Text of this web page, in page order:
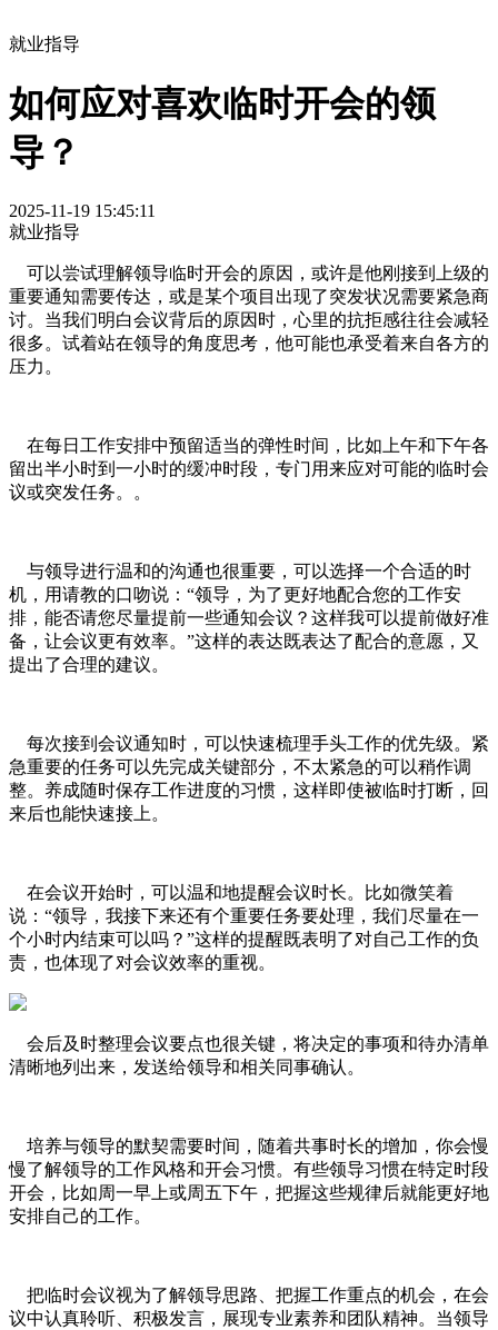
就业指导
如何应对喜欢临时开会的领
导？
2025-11-19 15:45:11
就业指导
可以尝试理解领导临时开会的原因，或许是他刚接到上级的
重要通知需要传达，或是某个项目出现了突发状况需要紧急商
讨。当我们明白会议背后的原因时，心里的抗拒感往往会减轻
很多。试着站在领导的角度思考，他可能也承受着来自各方的
压力。
在每日工作安排中预留适当的弹性时间，比如上午和下午各
留出半小时到一小时的缓冲时段，专门用来应对可能的临时会
议或突发任务。。
与领导进行温和的沟通也很重要，可以选择一个合适的时
机，用请教的口吻说：“领导，为了更好地配合您的工作安
排，能否请您尽量提前一些通知会议？这样我可以提前做好准
备，让会议更有效率。”这样的表达既表达了配合的意愿，又
提出了合理的建议。
每次接到会议通知时，可以快速梳理手头工作的优先级。紧
急重要的任务可以先完成关键部分，不太紧急的可以稍作调
整。养成随时保存工作进度的习惯，这样即使被临时打断，回
来后也能快速接上。
在会议开始时，可以温和地提醒会议时长。比如微笑着
说：“领导，我接下来还有个重要任务要处理，我们尽量在一
个小时内结束可以吗？”这样的提醒既表明了对自己工作的负
责，也体现了对会议效率的重视。
会后及时整理会议要点也很关键，将决定的事项和待办清单
清晰地列出来，发送给领导和相关同事确认。
培养与领导的默契需要时间，随着共事时长的增加，你会慢
慢了解领导的工作风格和开会习惯。有些领导习惯在特定时段
开会，比如周一早上或周五下午，把握这些规律后就能更好地
安排自己的工作。
把临时会议视为了解领导思路、把握工作重点的机会，在会
议中认真聆听、积极发言，展现专业素养和团队精神。当领导